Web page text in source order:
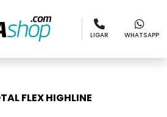
LIGAR WHATSAPP
FLEX HIGHLINE